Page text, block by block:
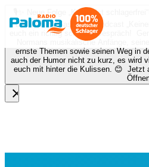
🎙️✨ Neue Folge „Keiner ist schlagerfrei“!
bei Nora zu Gast beim Podcast
euch ein richtig schönes Gespräch!
Normans musikalische Anfänge,
ernste Themen sowie seinen Weg in
auch der Humor nicht zu kurz, es wird
euch mit hinter die Kulissen. 😊 Jetzt
close